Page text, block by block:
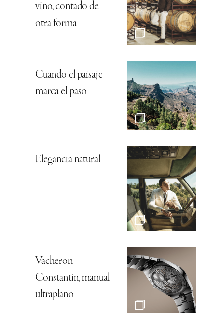
vino, contado de
otra forma
Cuando el paisaje
marca el paso
Elegancia natural
Vacheron
Constantin, manual
ultraplano